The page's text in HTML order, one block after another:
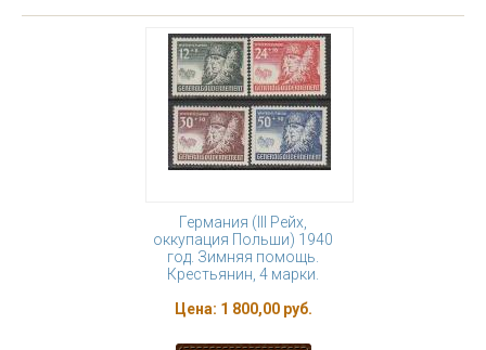
Германия (III Рейх,
оккупация Польши) 1940
год. Зимняя помощь.
Крестьянин, 4 марки.
Цена: 1 800,00 руб.